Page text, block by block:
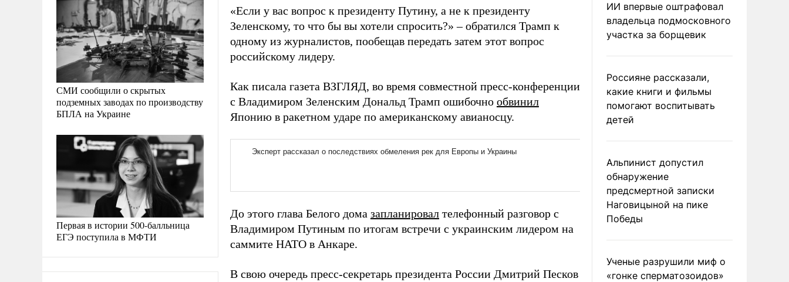
СМИ сообщили о скрытых
подземных заводах по производству
БПЛА на Украине
Первая в истории 500-балльница
ЕГЭ поступила в МФТИ
«Если у вас вопрос к президенту Путину, а не к президенту
Зеленскому, то что бы вы хотели спросить?» – обратился Трамп к
одному из журналистов, пообещав передать затем этот вопрос
российскому лидеру.
Как писала газета ВЗГЛЯД, во время совместной пресс-конференции
с Владимиром Зеленским Дональд Трамп ошибочно обвинил
Японию в ракетном ударе по американскому авианосцу.
До этого глава Белого дома запланировал телефонный разговор с
Владимиром Путиным по итогам встречи с украинским лидером на
саммите НАТО в Анкаре.
В свою очередь пресс-секретарь президента России Дмитрий Песков
ИИ впервые оштрафовал
владельца подмосковного
участка за борщевик
Россияне рассказали,
какие книги и фильмы
помогают воспитывать
детей
Альпинист допустил
обнаружение
предсмертной записки
Наговицыной на пике
Победы
Ученые разрушили миф о
«гонке сперматозоидов»